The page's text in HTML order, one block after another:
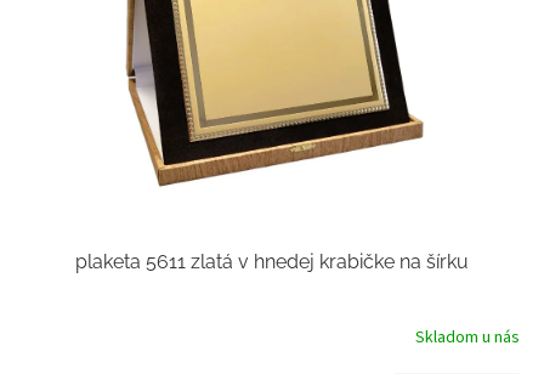
plaketa 5611 zlatá v hnedej krabičke na šírku
Skladom u nás